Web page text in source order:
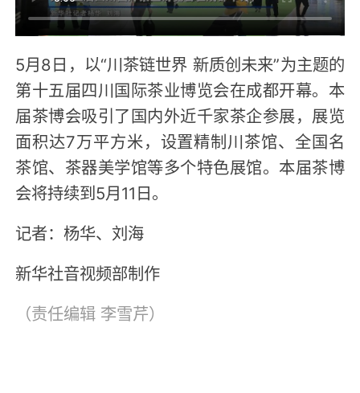
5月8日，以“川茶链世界 新质创未来”为主题的
第十五届四川国际茶业博览会在成都开幕。本
届茶博会吸引了国内外近千家茶企参展，展览
面积达7万平方米，设置精制川茶馆、全国名
茶馆、茶器美学馆等多个特色展馆。本届茶博
会将持续到5月11日。
记者：杨华、刘海
新华社音视频部制作
（责任编辑 李雪芹）